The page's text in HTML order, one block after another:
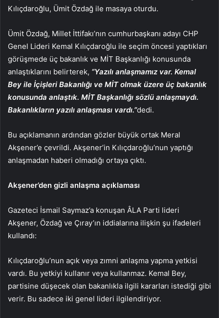
Kılıçdaroğlu, Ümit Özdağ ile masaya oturdu.
Ümit Özdağ, Millet İttifakı’nın cumhurbaşkanı adayı CHP
Genel Lideri Kemal Kılıçdaroğlu ile seçim öncesi yaptıkları
görüşmede üç bakanlık ve MİT Başkanlığı konusunda
anlaştıklarını belirterek, “Yazılı anlaşmamız var. Kemal
Bey ile İçişleri Bakanlığı ve MİT olmak üzere üç bakanlık
konusunda anlaştık. MİT Başkanlığı sözlü anlaşmaydı.
Bakanlıkların yazılı anlaşması vardı.”dedi.
Bu açıklamanın ardından gözler büyük ortak Meral
Akşener’e çevrildi. Akşener’in Kılıçdaroğlu’nun yaptığı
anlaşmadan haberi olmadığı ortaya çıktı.
Akşener’den gizli anlaşma açıklaması
Gazeteci İsmail Saymaz’a konuşan ÂLA Parti lideri
Akşener, Özdağ ve Çıray’ın iddialarına ilişkin şu ifadeleri
kullandı:
Kılıçdaroğlu’nun açık veya zımni anlaşma yapma yetkisi
vardı. Bu yetkiyi kullanır veya kullanmaz. Kemal Bey,
partisine düşecek olan bakanlıkla ilgili kararları istediği gibi
verir. Bu sadece iki genel lideri ilgilendiriyor.